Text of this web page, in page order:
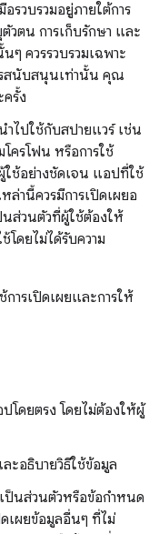
รวบรวมอยู่ภายใต้การ
วตน การเก็บรักษา และ
ๆ ควรรวบรวมเฉพาะ
รสนับสนุนเท่านั้น คุณ
รั้ง
ำไปใช้กับสปายแวร์ เช่น
ครโฟน หรือการใช้
ใช้อย่างชัดเจน แอปที่ใช้
ล่านี้ควรมีการเปิดเผยอ
นส่วนตัวที่ผู้ใช้ต้องให้
โดยไม่ได้รับความ
ารเปิดเผยและการให้
โดยตรง โดยไม่ต้องให้ผู้
ะอธิบายวิธีใช้ข้อมูล
ป็นส่วนตัวหรือข้อกำหนด
ดเผยข้อมูลอื่นๆ ที่ไม่